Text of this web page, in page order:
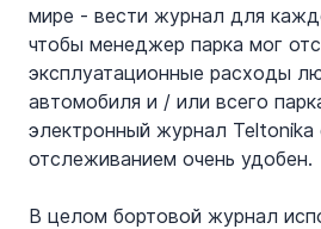
мире - вести журнал для
чтобы менеджер парка мог
эксплуатационные расходы
автомобиля и / или всего
электронный журнал Teltonika
отслеживанием очень удобен.
В целом бортовой журнал